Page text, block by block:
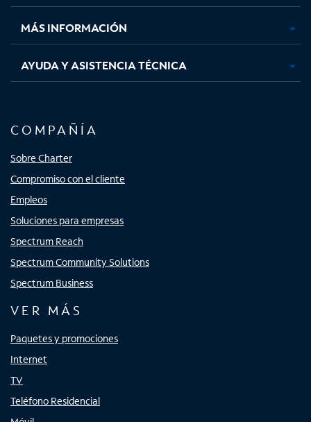
nuevanuevanuevanueva
MÁS INFORMACIÓN
AYUDA Y ASISTENCIA TÉCNICA
COMPAÑÍA
Sobre Charter
Compromiso con el cliente
Empleos
Soluciones para empresas
Spectrum Reach
Spectrum Community Solutions
Spectrum Business
VER MÁS
Paquetes y promociones
Internet
TV
Teléfono Residencial